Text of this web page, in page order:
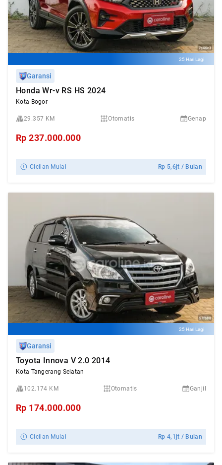
25 Hari Lagi
Garansi
Honda Wr-v RS HS 2024
Kota Bogor
29.357 KM Otomatis Genap
Rp237.000.000
Cicilan Mulai Rp 5,6jt / Bulan
25 Hari Lagi
Garansi
Toyota Innova V 2.0 2014
Kota Tangerang Selatan
102.174 KM Otomatis Ganjil
Rp 174.000.000
Cicilan Mulai Rp4,1jt / Bulan